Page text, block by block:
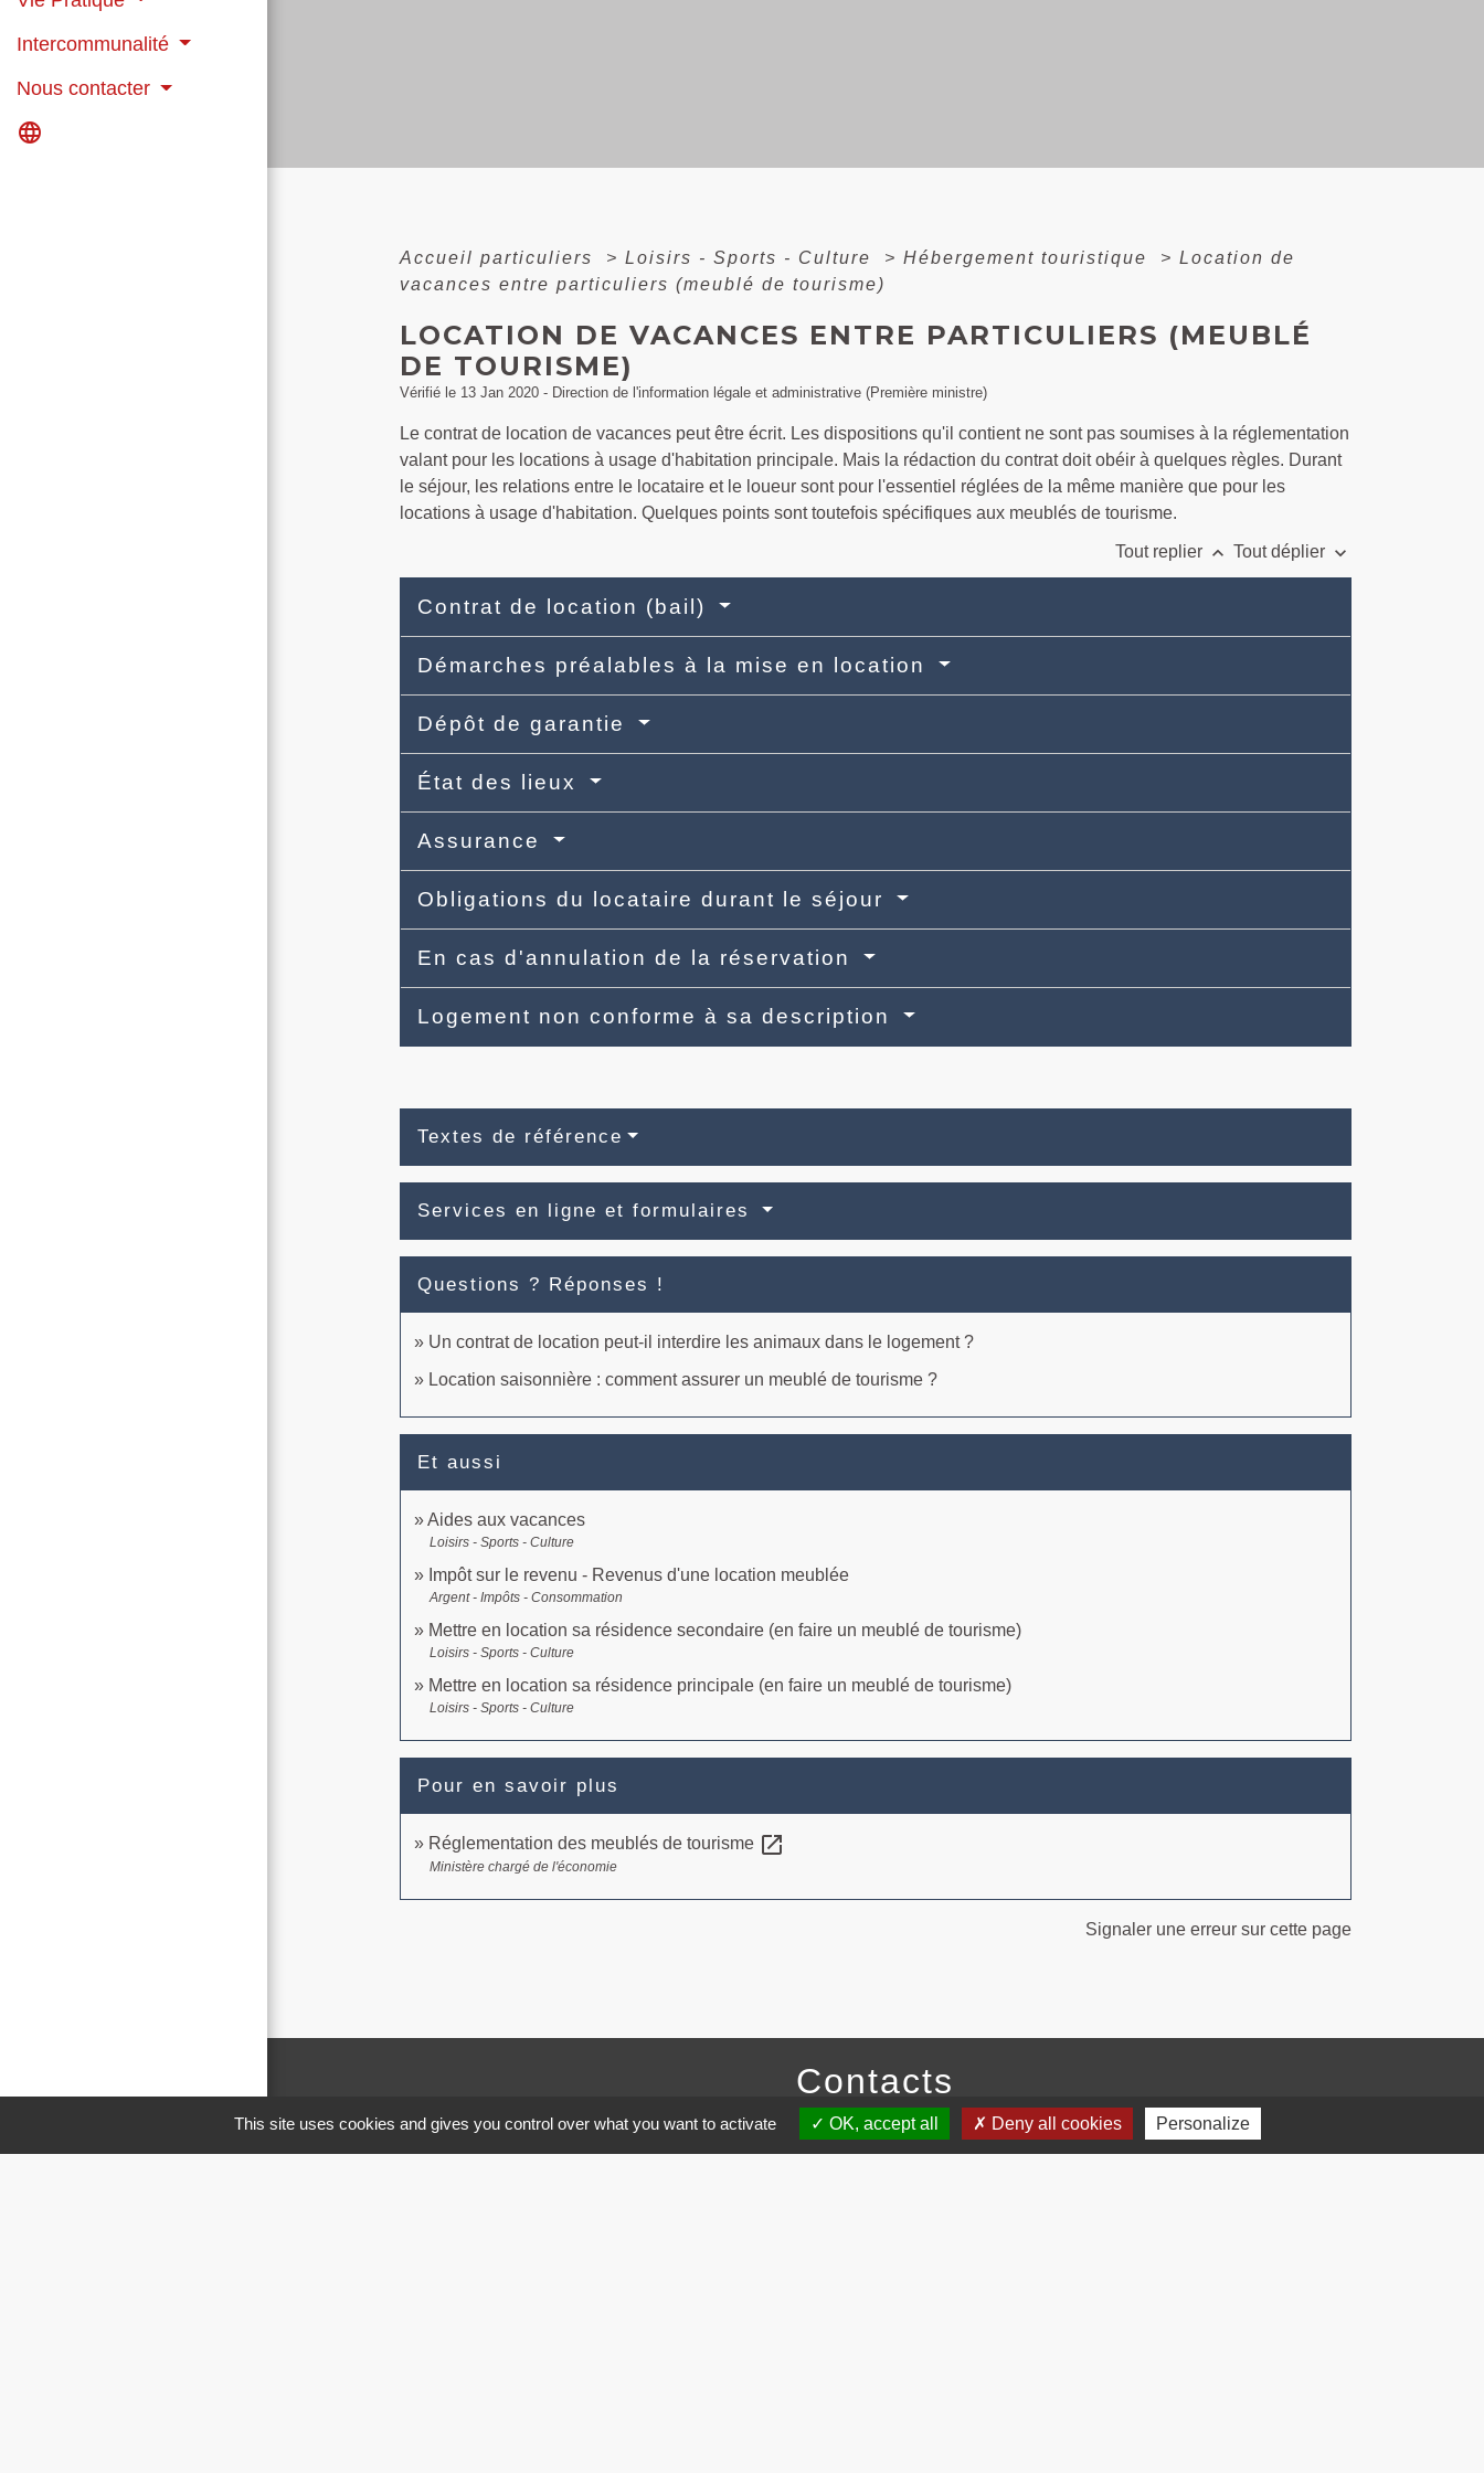
Intercommunalité
Nous contacter
language
Accueil particuliers > Loisirs - Sports - Culture > Hébergement touristique > Location de
vacances entre particuliers (meublé de tourisme)
LOCATION DE VACANCES ENTRE PARTICULIERS (MEUBLÉ
DE TOURISME)
Vérifié le 13 Jan 2020 - Direction de l'information légale et administrative (Première ministre)
Le contrat de location de vacances peut être écrit. Les dispositions qu'il contient ne sont pas soumises à la réglementation
valant pour les locations à usage d'habitation principale. Mais la rédaction du contrat doit obéir à quelques règles. Durant
le séjour, les relations entre le locataire et le loueur sont pour l'essentiel réglées de la même manière que pour les
locations à usage d'habitation. Quelques points sont toutefois spécifiques aux meublés de tourisme.
Tout replier keyboard_arrow_up Tout déplier keyboard_arrow_down
Contrat de location (bail)
Démarches préalables à la mise en location
Dépôt de garantie
État des lieux
Assurance
Obligations du locataire durant le séjour
En cas d'annulation de la réservation
Logement non conforme à sa description
Textes de référence
Services en ligne et formulaires
Questions ? Réponses !
Un contrat de location peut-il interdire les animaux dans le logement ?
Location saisonnière : comment assurer un meublé de tourisme ?
Et aussi
Aides aux vacances
Loisirs - Sports - Culture
Impôt sur le revenu - Revenus d'une location meublée
Argent - Impôts - Consommation
Mettre en location sa résidence secondaire (en faire un meublé de tourisme)
Loisirs - Sports - Culture
Mettre en location sa résidence principale (en faire un meublé de tourisme)
Loisirs - Sports - Culture
Pour en savoir plus
Réglementation des meublés de tourisme open_in_new
Ministère chargé de l'économie
Signaler une erreur sur cette page
Contacts
Commune de Brissac
3 place de la Mairie
This site uses cookies and gives you control over what you want to activate OK, accept all Deny all cookies Personalize